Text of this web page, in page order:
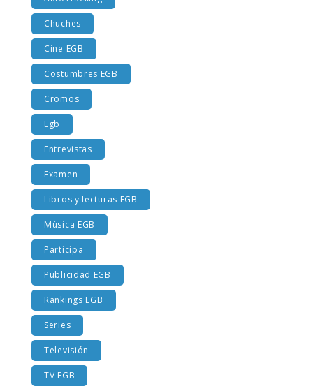
AutoTracking
Chuches
Cine EGB
Costumbres EGB
Cromos
Egb
Entrevistas
Examen
Libros y lecturas EGB
Música EGB
Participa
Publicidad EGB
Rankings EGB
Series
Televisión
TV EGB